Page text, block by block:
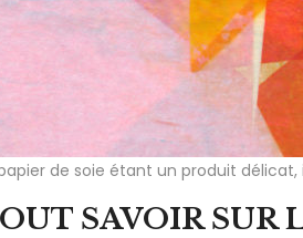
de soie étant un produit
SAVOIR SUR